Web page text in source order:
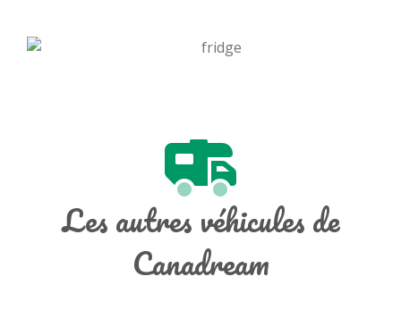
Les autres véhicules de
Canadream